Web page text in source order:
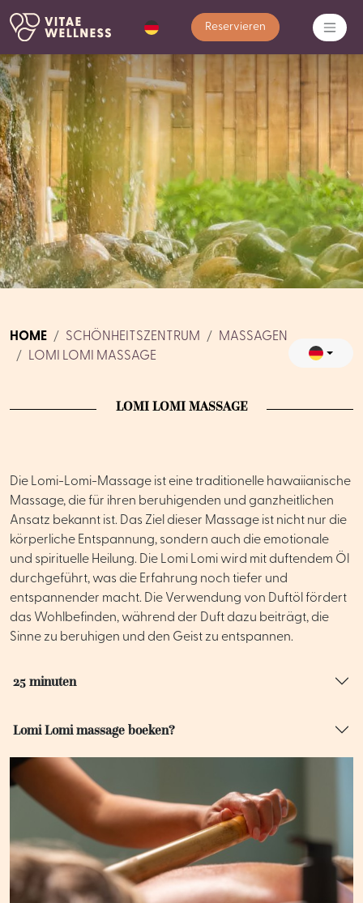
Reservieren
HOME SCHÖNHEITSZENTRUM
MASSAGEN
LOMI LOMI MASSAGE
LOMI LOMI MASSAGE
Die Lomi-Lomi-Massage ist eine traditionelle hawaiianische
Massage, die für ihren beruhigenden und ganzheitlichen
Ansatz bekannt ist. Das Ziel dieser Massage ist nicht nur die
körperliche Entspannung, sondern auch die emotionale
und spirituelle Heilung. Die Lomi Lomi wird mit duftendem Öl
durchgeführt, was die Erfahrung noch tiefer und
entspannender macht. Die Verwendung von Duftöl fördert
das Wohlbefinden, während der Duft dazu beiträgt, die
Sinne zu beruhigen und den Geist zu entspannen.
25 minuten
Lomi Lomi massage boeken?